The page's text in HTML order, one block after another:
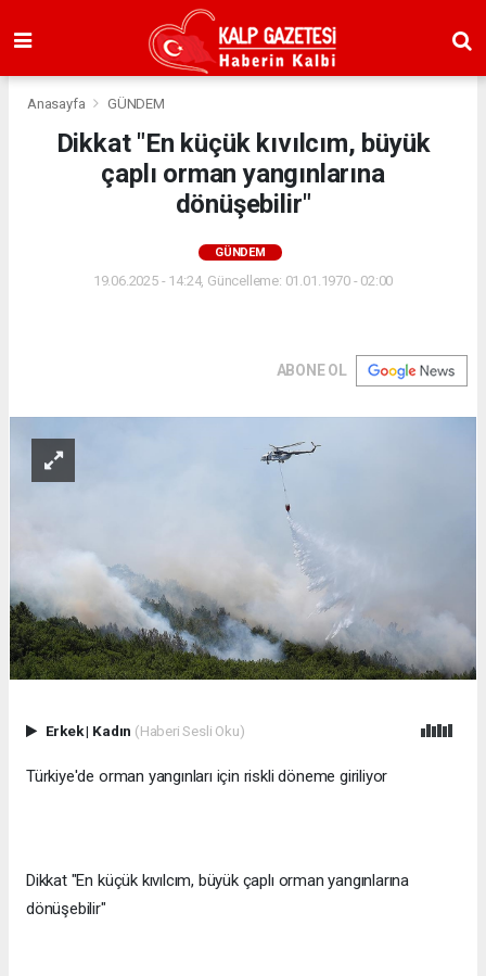
Anasayfa GÜNDEM
Dikkat "En küçük kıvılcım, büyük
çaplı orman yangınlarına
dönüşebilir"
GÜNDEM
19.06.2025 - 14:24, Güncelleme: 01.01.1970 - 02:00
ABONE OL
Erkek| Kadın (Haberi Sesli Oku)
Türkiye'de orman yangınları için riskli döneme giriliyor
Dikkat "En küçük kıvılcım, büyük çaplı orman yangınlarına
dönüşebilir"